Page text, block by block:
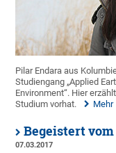
Pilar Endara aus
Studiengang „Applied
Environment“. Hier
Studium vorhat.
Mehr
Begeistert
07.03.2017